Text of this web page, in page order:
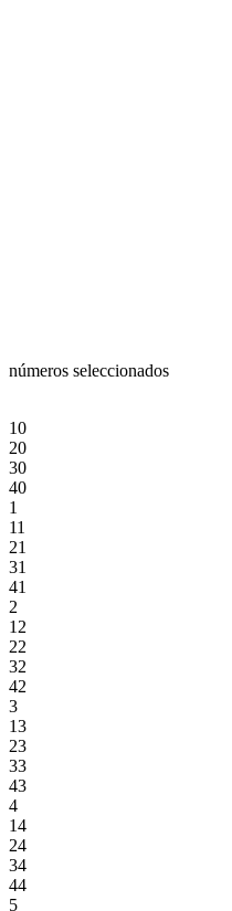
números seleccionados
10
20
30
40
1
11
21
31
41
2
12
22
32
42
3
13
23
33
43
4
14
24
34
44
5